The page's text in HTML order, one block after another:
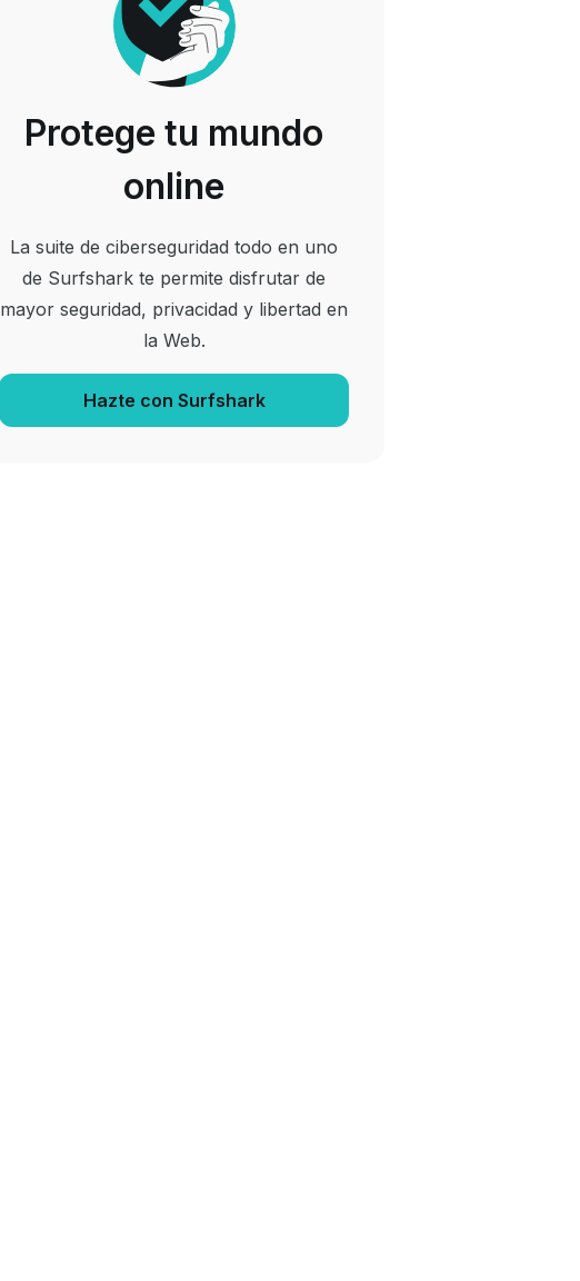
Protege tu mundo
online
La suite de ciberseguridad todo en uno
de Surfshark te permite disfrutar de
mayor seguridad, privacidad y libertad en
la Web.
Hazte con Surfshark